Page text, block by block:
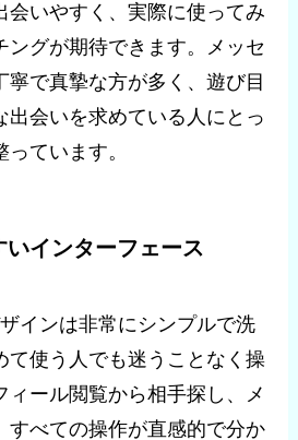
会いやすく、実際に使ってみ
ングが期待できます。メッセ
寧で真摯な方が多く、遊び目
出会いを求めている人にとっ
ています。
インターフェース
インは非常にシンプルで洗
て使う人でも迷うことなく操
ィール閲覧から相手探し、メ
すべての操作が直感的で分か